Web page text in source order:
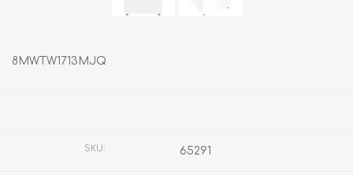
8MWTW1713MJQ
SKU: 65291